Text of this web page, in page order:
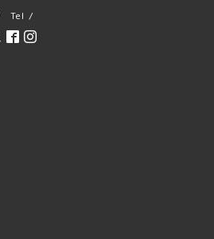
Tel /